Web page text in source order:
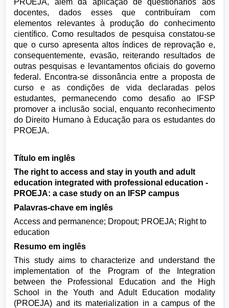
PROEJA, além da aplicação de questionários aos
docentes, dados esses que contribuíram com
elementos relevantes à produção do conhecimento
científico. Como resultados de pesquisa constatou-se
que o curso apresenta altos índices de reprovação e,
consequentemente, evasão, reiterando resultados de
outras pesquisas e levantamentos oficiais do governo
federal. Encontra-se dissonância entre a proposta de
curso e as condições de vida declaradas pelos
estudantes, permanecendo como desafio ao IFSP
promover a inclusão social, enquanto reconhecimento
do Direito Humano à Educação para os estudantes do
PROEJA.
Título em inglês
The right to access and stay in youth and adult
education integrated with professional education -
PROEJA: a case study on an IFSP campus
Palavras-chave em inglês
Access and permanence; Dropout; PROEJA; Right to
education
Resumo em inglês
This study aims to characterize and understand the
implementation of the Program of the Integration
between the Professional Education and the High
School in the Youth and Adult Education modality
(PROEJA) and its materialization in a campus of the